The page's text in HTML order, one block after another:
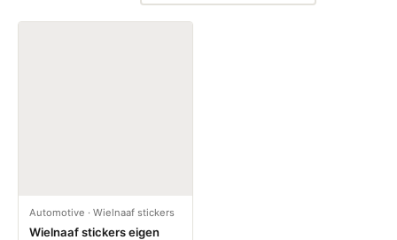
Automotive · Wielnaaf stickers
Wielnaaf stickers eigen